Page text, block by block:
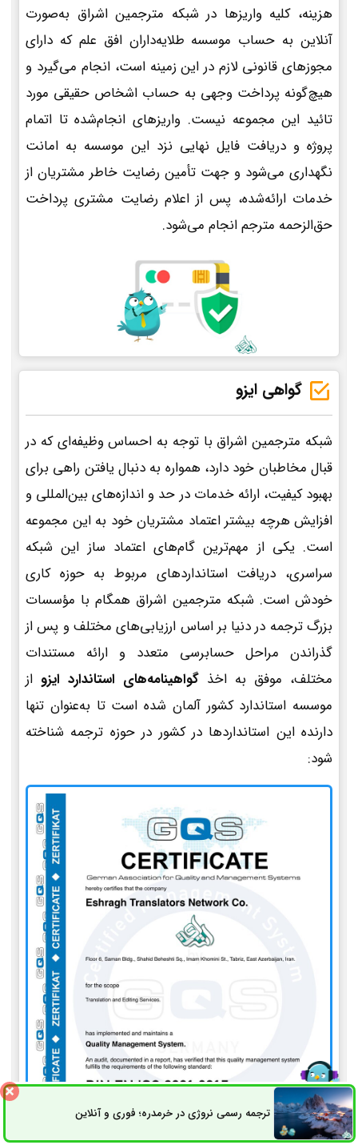
هزینه، کلیه واریزها در شبکه مترجمین اشراق به‌صورت
آنلاین به حساب موسسه طلایه‌داران افق علم که دارای
مجوزهای قانونی لازم در این زمینه است، انجام می‌گیرد و
هیچ‌گونه پرداخت وجهی به حساب اشخاص حقیقی مورد
تائید این مجموعه نیست. واریزهای انجام‌شده تا اتمام
پروژه و دریافت فایل نهایی نزد این موسسه به امانت
نگهداری می‌شود و جهت تأمین رضایت خاطر مشتریان از
خدمات ارائه‌شده، پس از اعلام رضایت مشتری پرداخت
حق‌الزحمه مترجم انجام می‌شود.
گواهی ایزو
شبکه مترجمین اشراق با توجه به احساس وظیفه‌ای که در
قبال مخاطبان خود دارد، همواره به دنبال یافتن راهی برای
بهبود کیفیت، ارائه خدمات در حد و اندازه‌های بین‌المللی و
افزایش هرچه بیشتر اعتماد مشتریان خود به این مجموعه
است. یکی از مهم‌ترین گام‌های اعتماد ساز این شبکه
سراسری، دریافت استانداردهای مربوط به حوزه کاری
خودش است. شبکه مترجمین اشراق همگام با مؤسسات
بزرگ ترجمه در دنیا بر اساس ارزیابی‌های مختلف و پس از
گذراندن مراحل حسابرسی متعدد و ارائه مستندات
مختلف، موفق به اخذ گواهینامه‌های استاندارد ایزو از
موسسه استاندارد کشور آلمان شده است تا به‌عنوان تنها
دارنده این استانداردها در کشور در حوزه ترجمه شناخته
شود:
ترجمه رسمی نروژی در خرمدره؛ فوری و آنلاینثبت سفارش راه های ارتباطی